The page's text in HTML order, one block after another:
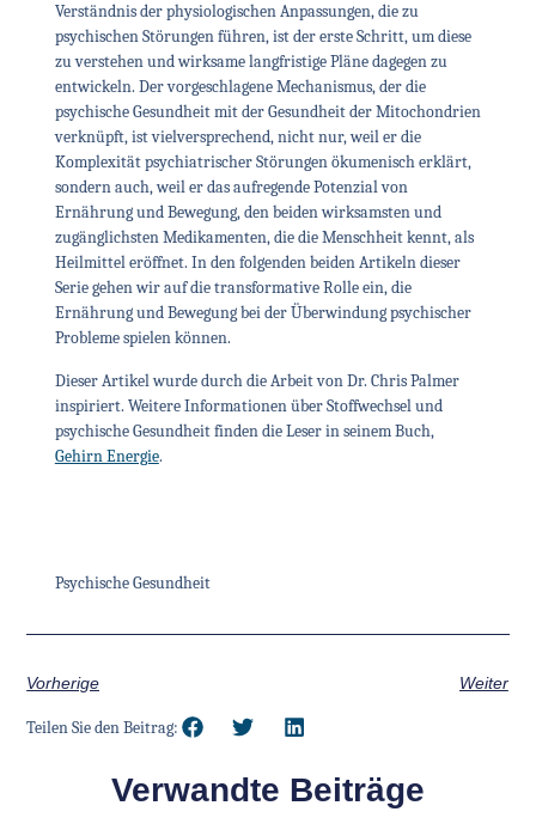
Verständnis der physiologischen Anpassungen, die zu
psychischen Störungen führen, ist der erste Schritt, um diese
zu verstehen und wirksame langfristige Pläne dagegen zu
entwickeln. Der vorgeschlagene Mechanismus, der die
psychische Gesundheit mit der Gesundheit der Mitochondrien
verknüpft, ist vielversprechend, nicht nur, weil er die
Komplexität psychiatrischer Störungen ökumenisch erklärt,
sondern auch, weil er das aufregende Potenzial von
Ernährung und Bewegung, den beiden wirksamsten und
zugänglichsten Medikamenten, die die Menschheit kennt, als
Heilmittel eröffnet. In den folgenden beiden Artikeln dieser
Serie gehen wir auf die transformative Rolle ein, die
Ernährung und Bewegung bei der Überwindung psychischer
Probleme spielen können.
Dieser Artikel wurde durch die Arbeit von Dr. Chris Palmer
inspiriert. Weitere Informationen über Stoffwechsel und
psychische Gesundheit finden die Leser in seinem Buch,
Gehirn Energie.
Psychische Gesundheit
Vorherige Weiter
Teilen Sie den Beitrag:
Verwandte Beiträge